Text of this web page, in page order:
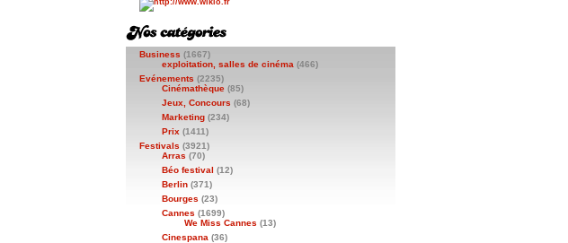
Business (1667)
exploitation, salles de cinéma (466)
Evénements (2235)
Cinémathèque (85)
Jeux, Concours (68)
Marketing (234)
Prix (1411)
Festivals (3921)
Arras (70)
Béo festival (12)
Berlin (371)
Bourges (23)
Cannes (1699)
We Miss Cannes (13)
Cinespana (36)